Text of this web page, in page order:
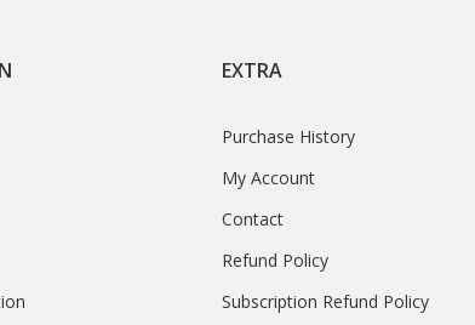
EXTRA
Purchase History
My Account
Contact
Refund Policy
Subscription Refund Policy